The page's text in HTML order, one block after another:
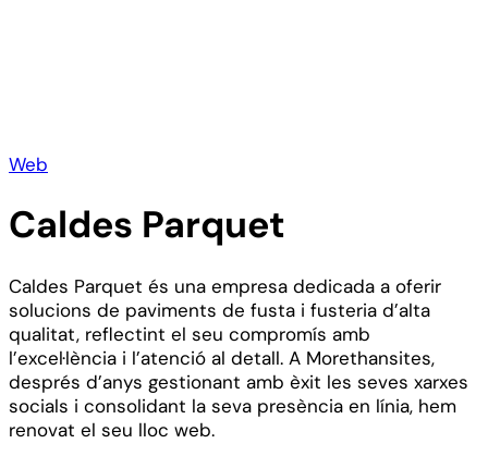
Web
Caldes Parquet
Caldes Parquet és una empresa dedicada a oferir
solucions de paviments de fusta i fusteria d’alta
qualitat, reflectint el seu compromís amb
l’excel·lència i l’atenció al detall. A Morethansites,
després d’anys gestionant amb èxit les seves xarxes
socials i consolidant la seva presència en línia, hem
renovat el seu lloc web.